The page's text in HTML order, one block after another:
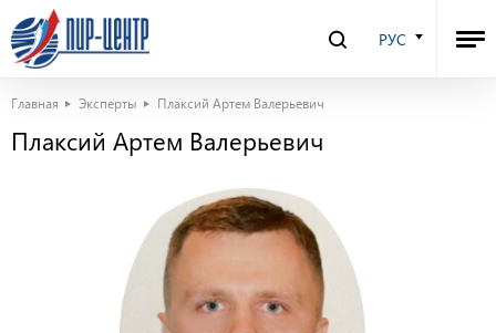
РУС
Главная Эксперты Плаксий Артем Валерьевич
Плаксий Артем Валерьевич